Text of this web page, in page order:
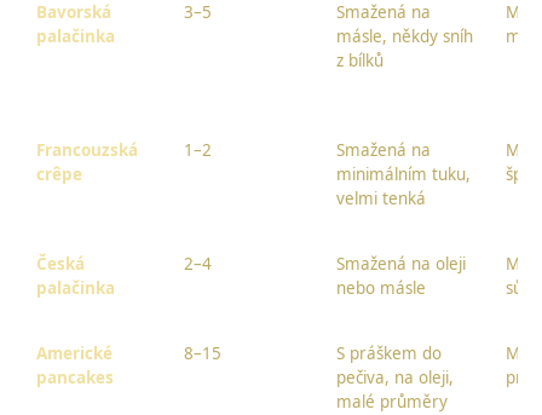
Bavorská
palačinka
3–5
Smažená na
másle, někdy sníh
z bílků
Francouzská
crêpe
1–2
Smažená na
minimálním tuku,
velmi tenká
Česká
palačinka
2–4
Smažená na oleji
nebo másle
sůl
Americké
pancakes
8–15
S práškem do
pečiva, na oleji,
malé průměry